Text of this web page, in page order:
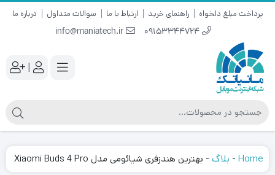
پرداخت مبلغ دلخواه راهنمای خرید ارتباط با ما سوالات متداول درباره ما
09153344724
info@maniatech.ir
|
Home
- بلاگ - بهترین هندزفری شیائومی مدل Xiaomi Buds 4 Pro